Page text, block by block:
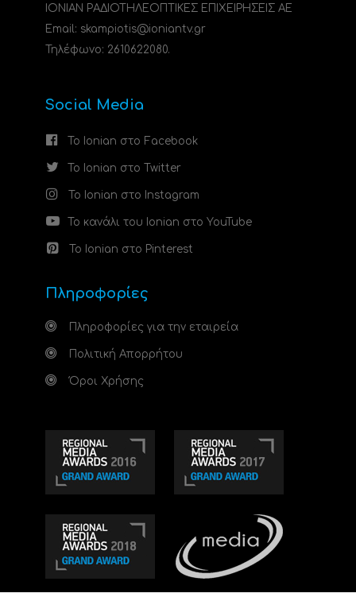
ΙΟΝΙΑΝ ΡΑΔΙΟΤΗΛΕΟΠΤΙΚΕΣ ΕΠΙΧΕΙΡΗΣΕΙΣ ΑΕ
Email: skampiotis@ioniantv.gr
Τηλέφωνο: 2610622080.
Social Media
Το Ionian στο Facebook
Το Ionian στο Twitter
Το Ionian στο Instagram
Το κανάλι του Ionian στο YouTube
Το Ionian στο Pinterest
Πληροφορίες
Πληροφορίες για την εταιρεία
Πολιτική Απορρήτου
Όροι Χρήσης